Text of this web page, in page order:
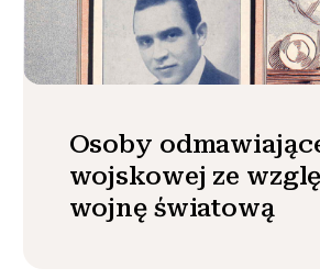
Osoby
wojskowej ze
wojnę światową